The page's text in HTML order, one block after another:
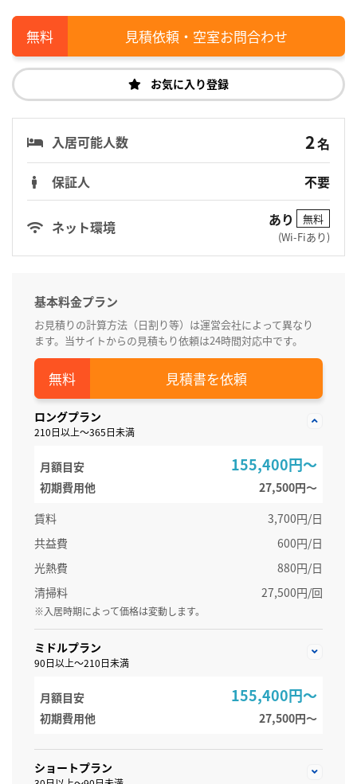
見積依頼・空室お問合わせ
お気に入り登録
入居可能人数 2名
保証人
不要
ネット環境 あり
無料
(Wi-Fiあり)
基本料金プラン
お見積りの計算方法（日割り等）は運営会社によって異なり
ます。当サイトからの見積もり依頼は24時間対応中です。
見積書を依頼
ロングプラン
210日以上～365日未満
月額目安 155,400円～
初期費用他
27,500円〜
賃料
3,700円/日
共益費
600円/日
光熱費
880円/日
清掃料
27,500円/回
※入居時期によって価格は変動します。
ミドルプラン
90日以上～210日未満
月額目安 155,400円～
初期費用他 27,500円〜
ショートプラン